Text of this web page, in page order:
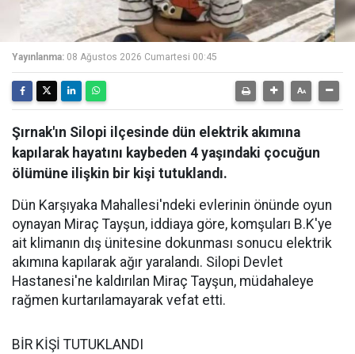
Yayınlanma: 08 Ağustos 2026 Cumartesi 00:45
Şırnak'ın Silopi ilçesinde dün elektrik akımına
kapılarak hayatını kaybeden 4 yaşındaki çocuğun
ölümüne ilişkin bir kişi tutuklandı.
Dün Karşıyaka Mahallesi'ndeki evlerinin önünde oyun
oynayan Miraç Tayşun, iddiaya göre, komşuları B.K'ye
ait klimanın dış ünitesine dokunması sonucu elektrik
akımına kapılarak ağır yaralandı. Silopi Devlet
Hastanesi'ne kaldırılan Miraç Tayşun, müdahaleye
rağmen kurtarılamayarak vefat etti.
BİR KİŞİ TUTUKLANDI